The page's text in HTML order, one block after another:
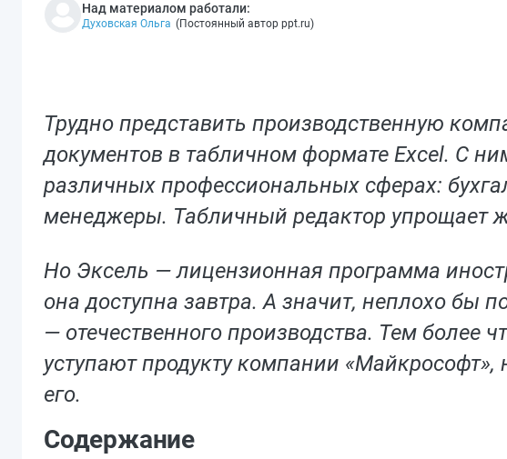
Над материалом работали:
Духовская Ольга (Постоянный автор ppt.ru)
Трудно представить производственную
документов в табличном формате Excel. С
различных профессиональных сферах:
менеджеры. Табличный редактор упрощает
Но Эксель — лицензионная программа
она доступна завтра. А значит, неплохо бы
— отечественного производства. Тем более
уступают продукту компании
его.
Содержание